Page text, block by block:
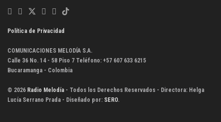
Política de Privacidad
COMUNICACIONES MELODÍA S.A.
Calle 36 No. 14 - 58 Piso 7 Teléfono: +57 607 633 6215
Bucaramanga - Colombia
© 2026 Radio Melodía - Todos los Derechos Reservados - Directora: Helga
Lucía Serrano Prada - Diseñado por: SERO.